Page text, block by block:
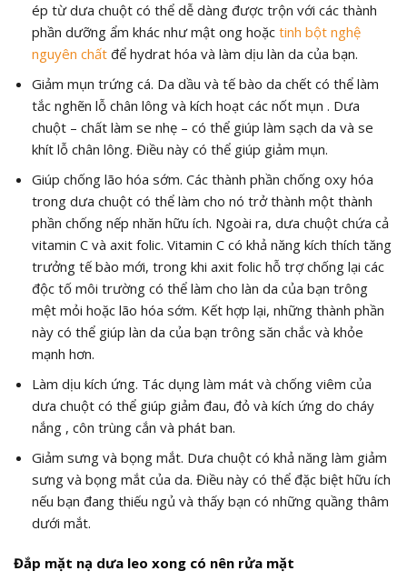
ép từ dưa chuột có thể dễ dàng được trộn với các thành
phần dưỡng ẩm khác như mật ong hoặc tinh bột nghệ
nguyên chấtđể hydrat hóa và làm dịu làn da của bạn.
Giảm mụn trứng cá. Da dầu và tế bào da chết có thể làm
tắc nghẽn lỗ chân lông và kích hoạt các nốt mụn . Dưa
chuột – chất làm se nhẹ – có thể giúp làm sạch da và se
khít lỗ chân lông. Điều này có thể giúp giảm mụn.
Giúp chống lão hóa sớm. Các thành phần chống oxy hóa
trong dưa chuột có thể làm cho nó trở thành một thành
phần chống nếp nhăn hữu ích. Ngoài ra, dưa chuột chứa cả
vitamin C và axit folic. Vitamin C có khả năng kích thích tăng
trưởng tế bào mới, trong khi axit folic hỗ trợ chống lại các
độc tố môi trường có thể làm cho làn da của bạn trông
mệt mỏi hoặc lão hóa sớm. Kết hợp lại, những thành phần
này có thể giúp làn da của bạn trông săn chắc và khỏe
mạnh hơn.
Làm dịu kích ứng. Tác dụng làm mát và chống viêm của
dưa chuột có thể giúp giảm đau, đỏ và kích ứng do cháy
nắng , côn trùng cắn và phát ban.
Giảm sưng và bọng mắt. Dưa chuột có khả năng làm giảm
sưng và bọng mắt của da. Điều này có thể đặc biệt hữu ích
nếu bạn đang thiếu ngủ và thấy bạn có những quầng thâm
dưới mắt.
Đắp mặt nạ dưa leo xong có nên rửa mặt